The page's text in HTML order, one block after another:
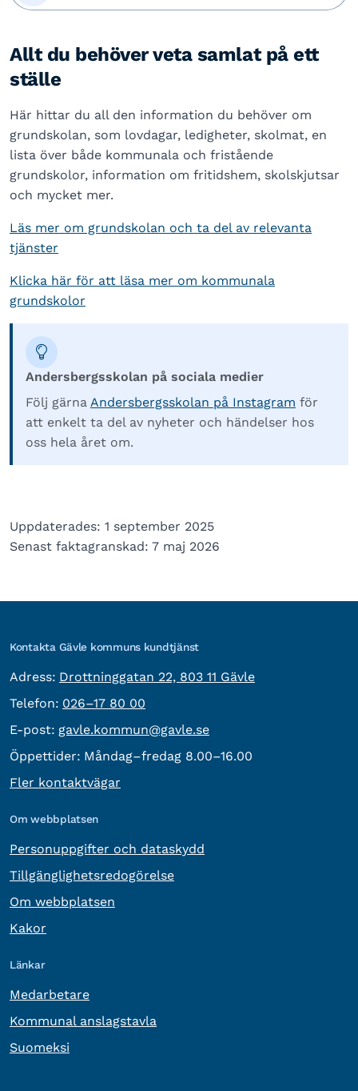
Allt du behöver veta samlat på ett
ställe
Här hittar du all den information du behöver om
grundskolan, som lovdagar, ledigheter, skolmat, en
lista över både kommunala och fristående
grundskolor, information om fritidshem, skolskjutsar
och mycket mer.
Läs mer om grundskolan och ta del av relevanta
tjänster
Klicka här för att läsa mer om kommunala
grundskolor
Andersbergsskolan på sociala medier
Följ gärna Andersbergsskolan på Instagram för
att enkelt ta del av nyheter och händelser hos
oss hela året om.
Uppdaterades: 1 september 2025
Senast faktagranskad: 7 maj 2026
Kontakta Gävle kommuns kundtjänst
Adress: besöksadress:
Drottninggatan 22, 803 11 Gävle
Telefon: Telefon:
026–17 80 00
E-post: E-post:
gavle.kommun@gavle.se
Öppettider: Måndag–fredag 8.00–16.00
Fler kontaktvägar
Om webbplatsen
Personuppgifter och dataskydd
Tillgänglighetsredogörelse
Om webbplatsen
Kakor
Länkar
Medarbetare
Kommunal anslagstavla
Suomeksi